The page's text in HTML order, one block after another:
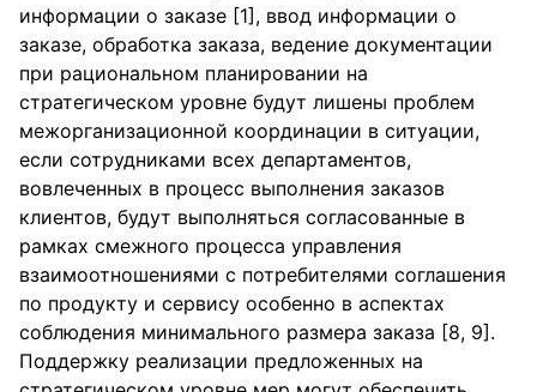
информации о заказе [1], ввод информации о
заказе, обработка заказа, ведение документации
при рациональном планировании на
стратегическом уровне будут лишены проблем
межорганизационной координации в ситуации,
если сотрудниками всех департаментов,
вовлеченных в процесс выполнения заказов
клиентов, будут выполняться согласованные в
рамках смежного процесса управления
взаимоотношениями с потребителями соглашения
по продукту и сервису особенно в аспектах
соблюдения минимального размера заказа [8, 9].
Поддержку реализации предложенных на